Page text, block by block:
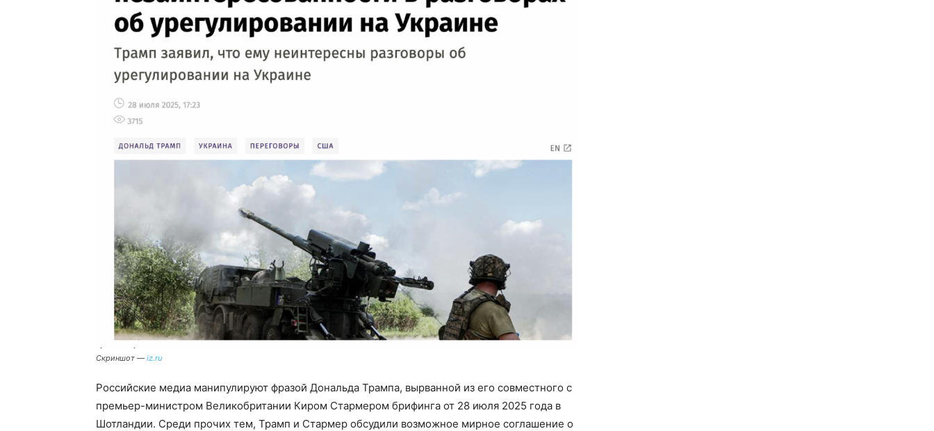
Скриншот — iz.ru
Российские медиа манипулируют фразой Дональда Трампа, вырванной из его совместного с
премьер-министром Великобритании Киром Стармером брифинга от 28 июля 2025 года в
Шотландии. Среди прочих тем, Трамп и Стармер обсудили возможное мирное соглашение о